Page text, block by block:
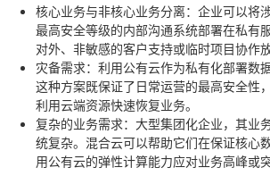
核心业务与非核心业务分离：企业可以将
最高安全等级的内部沟通系统部署在私有
对外、非敏感的客户支持或临时项目协作
灾备需求：利用公有云作为私有化部署数
这种方案既保证了日常运营的最高安全性
利用云端资源快速恢复业务。
复杂的业务需求：大型集团化企业，其业
统复杂。混合云可以帮助它们在保证核心
用公有云的弹性计算能力应对业务高峰或